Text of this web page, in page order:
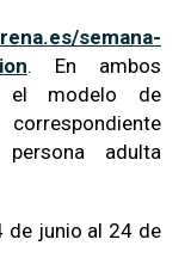
semana-
. En ambos
el modelo de
adulta
de junio al 24 de